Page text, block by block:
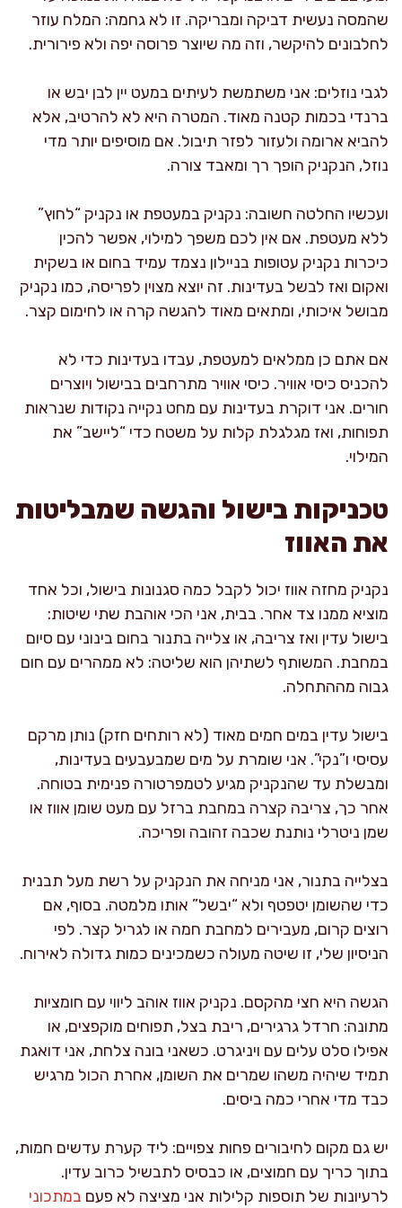
שהמסה נעשית דביקה ומבריקה. זו לא גחמה: המלח עוזר
לחלבונים להיקשר, וזה מה שיוצר פרוסה יפה ולא פירורית.
לגבי נוזלים: אני משתמשת לעיתים במעט יין לבן יבש או
ברנדי בכמות קטנה מאוד. המטרה היא לא להרטיב, אלא
להביא ארומה ולעזור לפזר תיבול. אם מוסיפים יותר מדי
נוזל, הנקניק הופך רך ומאבד צורה.
ועכשיו החלטה חשובה: נקניק במעטפת או נקניק “לחוץ”
ללא מעטפת. אם אין לכם משפך למילוי, אפשר להכין
כיכרות נקניק עטופות בניילון נצמד עמיד בחום או בשקית
ואקום ואז לבשל בעדינות. זה יוצא מצוין לפריסה, כמו נקניק
מבושל איכותי, ומתאים מאוד להגשה קרה או לחימום קצר.
אם אתם כן ממלאים למעטפת, עבדו בעדינות כדי לא
להכניס כיסי אוויר. כיסי אוויר מתרחבים בבישול ויוצרים
חורים. אני דוקרת בעדינות עם מחט נקייה נקודות שנראות
תפוחות, ואז מגלגלת קלות על משטח כדי “ליישב” את
המילוי.
טכניקות בישול והגשה שמבליטות
את האווז
נקניק מחזה אווז יכול לקבל כמה סגנונות בישול, וכל אחד
מוציא ממנו צד אחר. בבית, אני הכי אוהבת שתי שיטות:
בישול עדין ואז צריבה, או צלייה בתנור בחום בינוני עם סיום
במחבת. המשותף לשתיהן הוא שליטה: לא ממהרים עם חום
גבוה מההתחלה.
בישול עדין במים חמים מאוד (לא רותחים חזק) נותן מרקם
עסיסי ו”נקי”. אני שומרת על מים שמבעבעים בעדינות,
ומבשלת עד שהנקניק מגיע לטמפרטורה פנימית בטוחה.
אחר כך, צריבה קצרה במחבת ברזל עם מעט שומן אווז או
שמן ניטרלי נותנת שכבה זהובה ופריכה.
בצלייה בתנור, אני מניחה את הנקניק על רשת מעל תבנית
כדי שהשומן יטפטף ולא “יבשל” אותו מלמטה. בסוף, אם
רוצים קרום, מעבירים למחבת חמה או לגריל קצר. לפי
הניסיון שלי, זו שיטה מעולה כשמכינים כמות גדולה לאירוח.
הגשה היא חצי מהקסם. נקניק אווז אוהב ליווי עם חומציות
מתונה: חרדל גרגירים, ריבת בצל, תפוחים מוקפצים, או
אפילו סלט עלים עם ויניגרט. כשאני בונה צלחת, אני דואגת
תמיד שיהיה משהו שמרים את השומן, אחרת הכול מרגיש
כבד מדי אחרי כמה ביסים.
יש גם מקום לחיבורים פחות צפויים: ליד קערת עדשים חמות,
בתוך כריך עם חמוצים, או כבסיס לתבשיל כרוב עדין.
לרעיונות של תוספות קלילות אני מציצה לא פעם במתכוני